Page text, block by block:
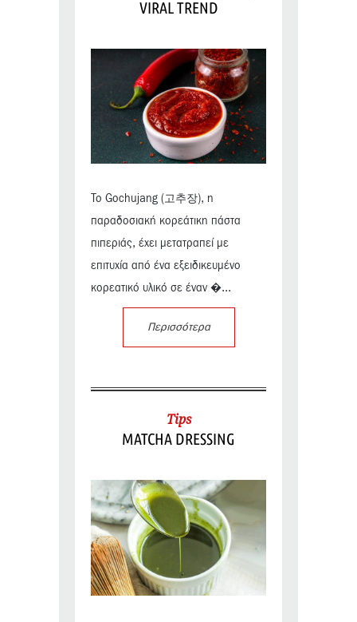
VIRAL TREND
Το Gochujang (고추장), η
παραδοσιακή κορεάτικη πάστα
πιπεριάς, έχει μετατραπεί με
επιτυχία από ένα εξειδικευμένο
κορεατικό υλικό σε έναν �...
Περισσότερα
Tips
MATCHA DRESSING